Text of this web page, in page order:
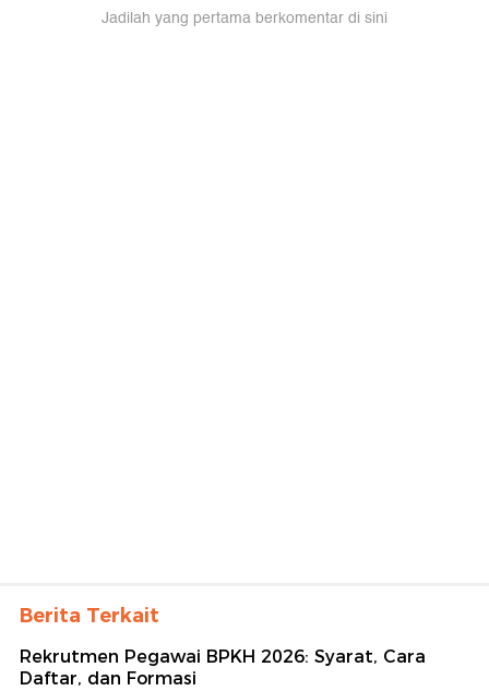
Jadilah yang pertama berkomentar di sini
Berita Terkait
Rekrutmen Pegawai BPKH 2026: Syarat, Cara
Daftar, dan Formasi